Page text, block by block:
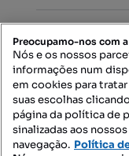
Mapa do Site
Contacte-nos
Preocupamo-nos com
Nós e os nossos
informações num
em cookies para
suas escolhas
página da política de
sinalizadas aos
navegação. Política